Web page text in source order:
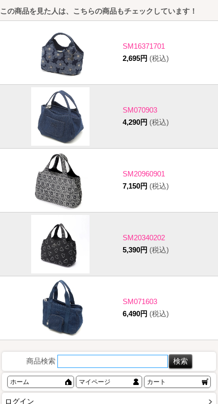
この商品を見た人は、こちらの商品もチェックしています！
SM16371701
2,695円 (税込)
SM070903
4,290円 (税込)
SM20960901
7,150円 (税込)
SM20340202
5,390円 (税込)
SM071603
6,490円 (税込)
商品検索
ホーム マイページ カート
ログイン